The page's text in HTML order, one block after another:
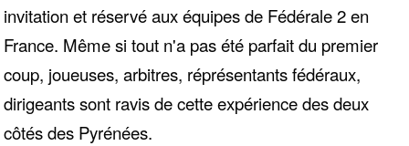
invitation et réservé aux équipes de Fédérale 2 en
France. Même si tout n'a pas été parfait du premier
coup, joueuses, arbitres, réprésentants fédéraux,
dirigeants sont ravis de cette expérience des deux
côtés des Pyrénées.